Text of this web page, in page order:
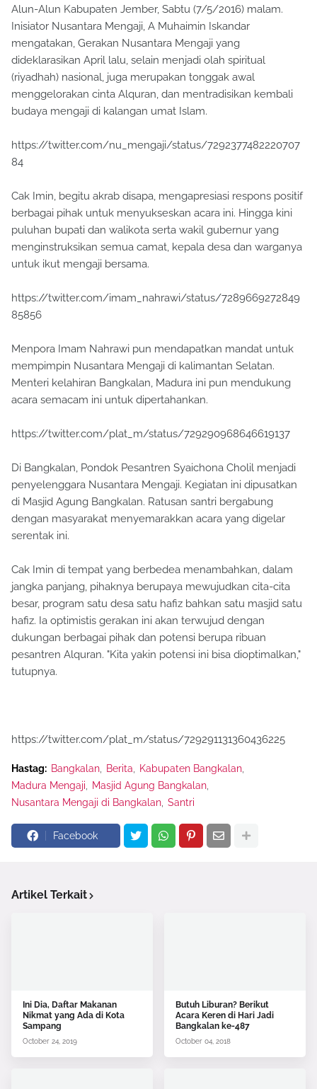
Alun-Alun Kabupaten Jember, Sabtu (7/5/2016) malam.
Inisiator Nusantara Mengaji, A Muhaimin Iskandar
mengatakan, Gerakan Nusantara Mengaji yang
dideklarasikan April lalu, selain menjadi olah spiritual
(riyadhah) nasional, juga merupakan tonggak awal
menggelorakan cinta Alquran, dan mentradisikan kembali
budaya mengaji di kalangan umat Islam.
https://twitter.com/nu_mengaji/status/7292377482220707
84
Cak Imin, begitu akrab disapa, mengapresiasi respons positif
berbagai pihak untuk menyukseskan acara ini. Hingga kini
puluhan bupati dan walikota serta wakil gubernur yang
menginstruksikan semua camat, kepala desa dan warganya
untuk ikut mengaji bersama.
https://twitter.com/imam_nahrawi/status/7289669272849
85856
Menpora Imam Nahrawi pun mendapatkan mandat untuk
mempimpin Nusantara Mengaji di kalimantan Selatan.
Menteri kelahiran Bangkalan, Madura ini pun mendukung
acara semacam ini untuk dipertahankan.
https://twitter.com/plat_m/status/729290968646619137
Di Bangkalan, Pondok Pesantren Syaichona Cholil menjadi
penyelenggara Nusantara Mengaji. Kegiatan ini dipusatkan
di Masjid Agung Bangkalan. Ratusan santri bergabung
dengan masyarakat menyemarakkan acara yang digelar
serentak ini.
Cak Imin di tempat yang berbedea menambahkan, dalam
jangka panjang, pihaknya berupaya mewujudkan cita-cita
besar, program satu desa satu hafiz bahkan satu masjid satu
hafiz. Ia optimistis gerakan ini akan terwujud dengan
dukungan berbagai pihak dan potensi berupa ribuan
pesantren Alquran. "Kita yakin potensi ini bisa dioptimalkan,"
tutupnya.
https://twitter.com/plat_m/status/729291131360436225
Hastag: Bangkalan Berita
Kabupaten Bangkalan
Madura Mengaji
Masjid Agung Bangkalan
Nusantara Mengaji di Bangkalan Santri
Facebook
Artikel Terkait
Ini Dia, Daftar Makanan
Nikmat yang Ada di Kota
Sampang
October 24, 2019
Butuh Liburan? Berikut
Acara Keren di Hari Jadi
Bangkalan ke-487
October 04, 2018